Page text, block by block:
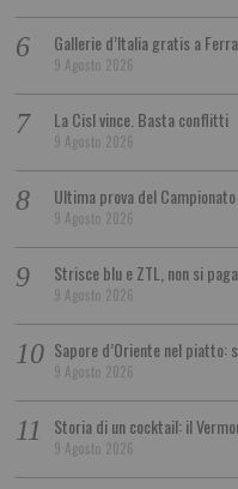
Gallerie d’Italia gratis a
9 Agosto 2026
La Cisl vince. Basta conflitti
9 Agosto 2026
Ultima prova del
9 Agosto 2026
Strisce blu e ZTL, non si
9 Agosto 2026
Sapore d’Oriente nel
9 Agosto 2026
Storia di un cocktail: il
9 Agosto 2026